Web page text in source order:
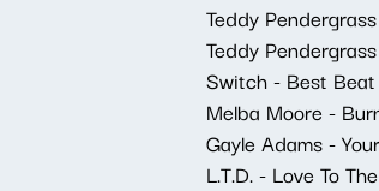
Teddy
Teddy
Switch - Best
Melba Moore -
Gayle Adams -
L.T.D. - Love To